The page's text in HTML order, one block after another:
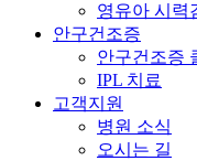
영유아 시력
안구건조증
안구건조증
IPL 치료
고객지원
병원 소식
오시는 길